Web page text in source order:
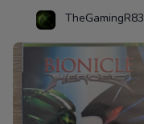
TheGamingR83